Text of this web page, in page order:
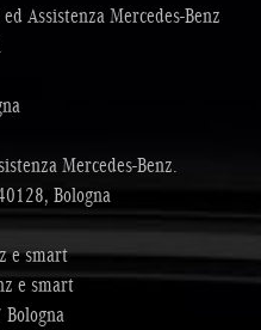
Assistenza Mercedes-Benz
Mercedes-Benz.
Bologna
e smart
e smart